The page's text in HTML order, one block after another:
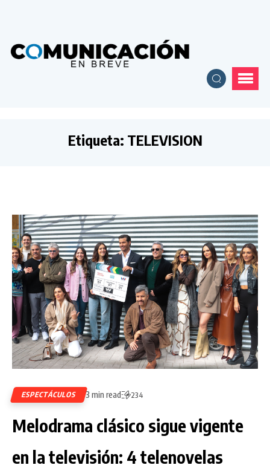
Etiqueta: TELEVISION
ESPECTÁCULOS 3 min read 234
Melodrama clásico sigue vigente
en la televisión: 4 telenovelas